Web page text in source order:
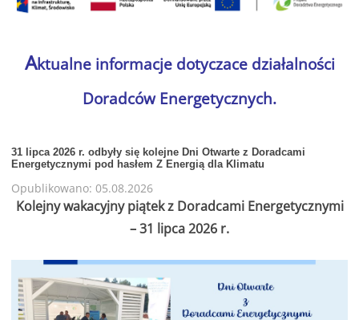
Aktualne informacje dotyczace działalności
Doradców Energetycznych.
31 lipca 2026 r. odbyły się kolejne Dni Otwarte z Doradcami
Energetycznymi pod hasłem Z Energią dla Klimatu
Opublikowano: 05.08.2026
Kolejny wakacyjny piątek z Doradcami Energetycznymi
– 31 lipca 2026 r.